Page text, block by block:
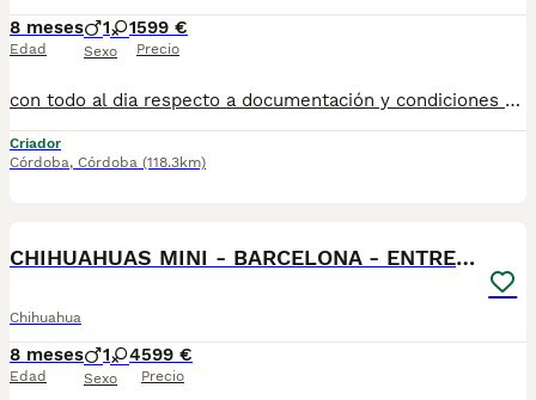
8 meses
Edad
1 1
Sexo
599 €
Precio
con todo al dia respecto a documentación y condiciones sanitarias , tanto así que hacemos entregas totalmente personalizadas y sin un euro por adelantado , obtenerse personas no aptas para tener perros , solo personas responsables. hacemos entregas a toda ESPAÑA . mas info 670864332
Criador
Córdoba, Córdoba (118.3km)
CHIHUAHUAS MINI - BARCELONA - ENTREGA
Chihuahua
8 meses
Edad
1 4
Sexo
599 €
Precio